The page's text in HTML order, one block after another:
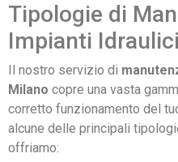
Tipologie di
Impianti Idraulici
Il nostro servizio di
Milano copre una vasta
corretto funzionamento del
alcune delle principali
offriamo: